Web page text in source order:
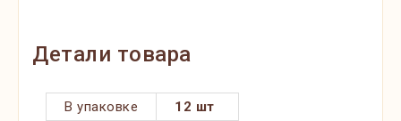
Детали товара
В упаковке
12 шт